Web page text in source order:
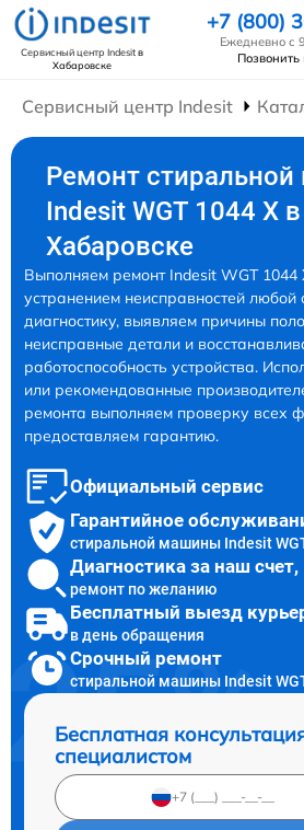
Сервисный центр Indesitв
Хабаровске
+7 (800)
Ежедневно с
Позвонить
Сервисный центр Indesit
Ремонт
Indesit WGT 1044 X в
Хабаровске
Выполняем ремонт Indesit WGT 1044
устранением неисправностей
диагностику, выявляем причины
неисправные детали и
работоспособность устройства.
или рекомендованные
ремонта выполняем проверку всех
предоставляем гарантию.
Официальный сервис
Гарантийное
стиральной машины Indesit
Диагностика за наш счет,
ремонт по желанию
Бесплатный выезд
в день обращения
Срочный ремонт
стиральной машины Indesit
Бесплатная
специалистом